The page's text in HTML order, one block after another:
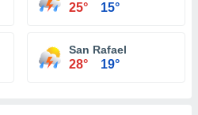
25° 15°
San Rafael
28° 19°